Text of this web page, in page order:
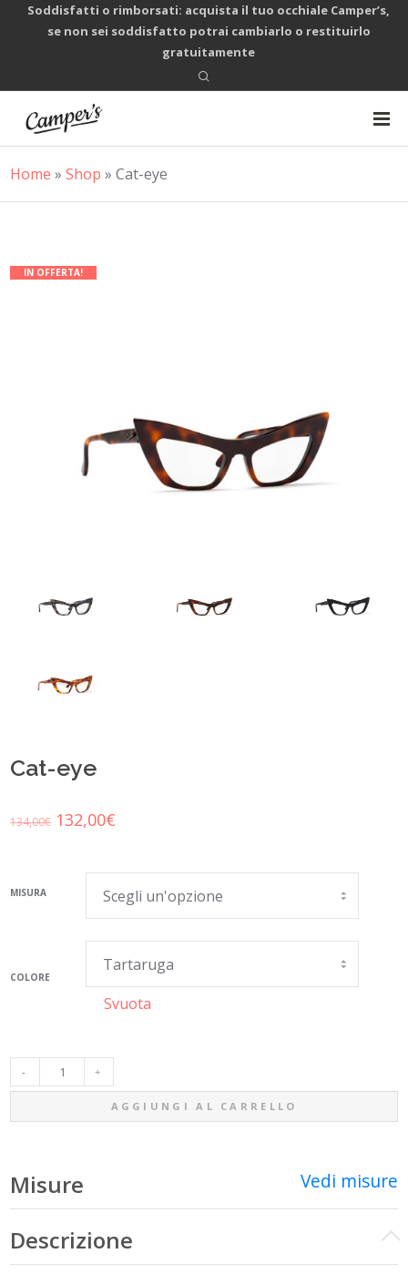
Soddisfatti o rimborsati: acquista il tuo occhiale Camper’s,
se non sei soddisfatto potrai cambiarlo o restituirlo
gratuitamente
Home »Shop »Cat-eye
IN OFFERTA!
Cat-eye
134,00€ Il
originale
134,00€.
132,00€
attuale
è:
132,00€.
MISURA
COLORE
Svuota
EYE
AGGIUNGI AL CARRELLO
Misure Vedi misure
Descrizione